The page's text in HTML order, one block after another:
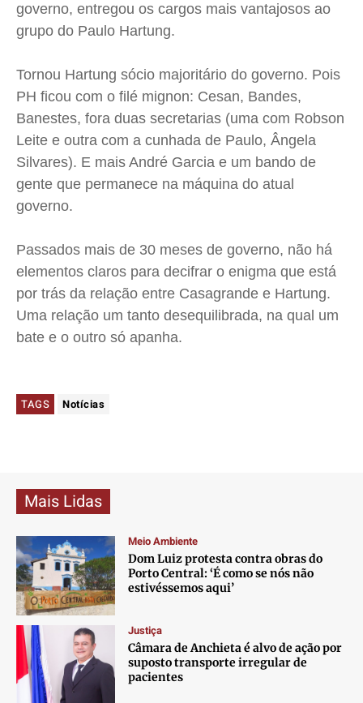
governo, entregou os cargos mais vantajosos ao
grupo do Paulo Hartung.
Tornou Hartung sócio majoritário do governo. Pois
PH ficou com o filé mignon: Cesan, Bandes,
Banestes, fora duas secretarias (uma com Robson
Leite e outra com a cunhada de Paulo, Ângela
Silvares). E mais André Garcia e um bando de
gente que permanece na máquina do atual
governo.
Passados mais de 30 meses de governo, não há
elementos claros para decifrar o enigma que está
por trás da relação entre Casagrande e Hartung.
Uma relação um tanto desequilibrada, na qual um
bate e o outro só apanha.
TAGS Notícias
Mais Lidas
Meio Ambiente
Dom Luiz protesta contra obras do
Porto Central: ‘É como se nós não
estivéssemos aqui’
Justiça
Câmara de Anchieta é alvo de ação por
suposto transporte irregular de
pacientes